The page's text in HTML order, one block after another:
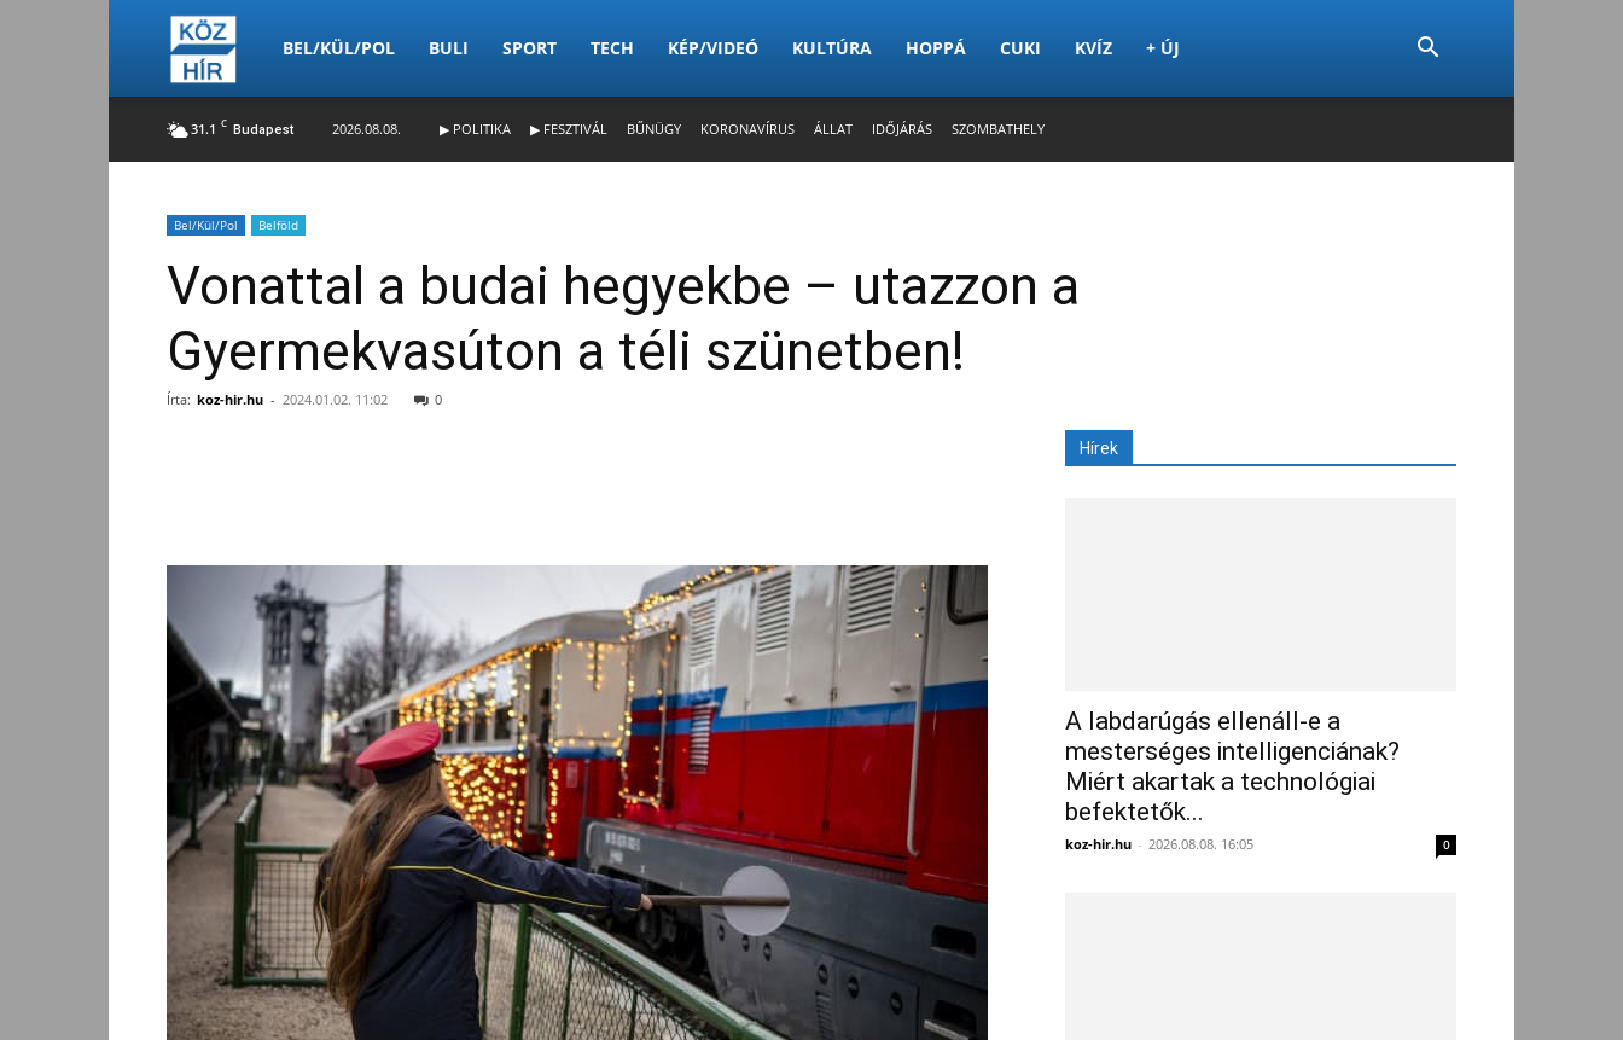
Köz-
Hír
BEL/KÜL/POL BULI SPORT TECH KÉP/VIDEÓ KULTÚRA HOPPÁ CUKI KVÍZ + ÚJ
31.1 C Budapest 2026.08.08. ▶ POLITIKA ▶ FESZTIVÁL BŰNÜGY KORONAVÍRUS ÁLLAT IDŐJÁRÁS SZOMBATHELY
Bel/Kül/Pol Belföld
Vonattal a budai hegyekbe – utazzon a
Gyermekvasúton a téli szünetben!
Írta: koz-hir.hu - 2024.01.02. 11:02 0
Hírek
A labdarúgás ellenáll-e a
mesterséges intelligenciának?
Miért akartak a technológiai
befektetők...
koz-hir.hu - 2026.08.08. 16:05 0